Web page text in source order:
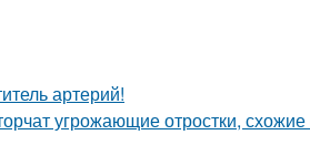
артерий!
угрожающие отростки, схожие